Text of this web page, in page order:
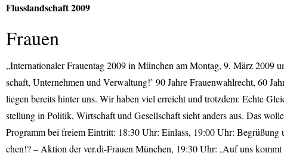
Flusslandschaft 2009
Frauen
„Internationaler Frauentag 2009 in München am Montag, 9. März 2009
schaft, Unternehmen und Verwaltung!’ 90 Jahre Frauenwahlrecht, 60
liegen bereits hinter uns. Wir haben viel erreicht und trotzdem: Echte
stellung in Politik, Wirtschaft und Gesellschaft sieht anders aus. Das
Programm bei freiem Eintritt: 18:30 Uhr: Einlass, 19:00 Uhr: Begrüßung
chen!? – Aktion der ver.di-Frauen München, 19:30 Uhr: ‚Auf uns